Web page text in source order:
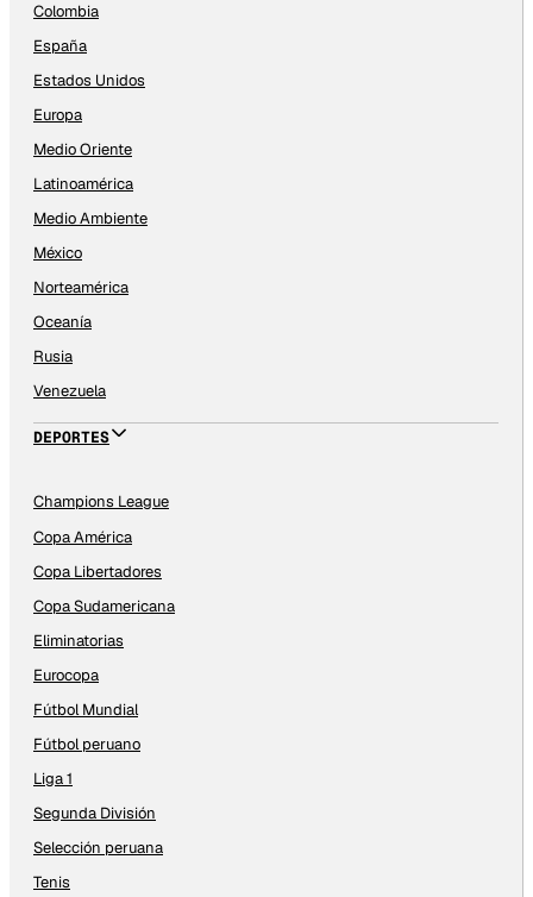
Colombia
España
Estados Unidos
Europa
Medio Oriente
Latinoamérica
Medio Ambiente
México
Norteamérica
Oceanía
Rusia
Venezuela
DEPORTES
Champions League
Copa América
Copa Libertadores
Copa Sudamericana
Eliminatorias
Eurocopa
Fútbol Mundial
Fútbol peruano
Liga 1
Segunda División
Selección peruana
Tenis